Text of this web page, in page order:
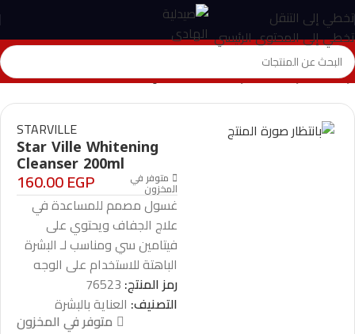
تخطي إلى التنقل
تخطي إلى المحتوى الرئيسي
الرئيسية>المتجر>العناية بالبشرة>
Star Ville Whitening Cleanser 200ml
STARVILLE
Star Ville Whitening
Cleanser 200ml
متوفر في
المخزون 160.00EGP
غسول مصمم للمساعدة في
علاج الجفاف ويحتوي على
فيتامين سي ومناسب لـ البشرة
الباهتة للاستخدام على الوجه
رمز المنتج: 76523
التصنيف: العناية بالبشرة
متوفر في المخزون